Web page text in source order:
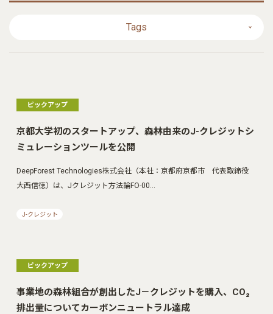
Tags
ピックアップ
京都大学初のスタートアップ、森林由来のJ-クレジットシ
ミュレーションツールを公開
DeepForest Technologies株式会社（本社：京都府京都市 代表取締役
大西信徳）は、Jクレジット方法論FO-00…
J-クレジット
ピックアップ
事業地の森林組合が創出したJ－クレジットを購入、CO₂
排出量についてカーボンニュートラル達成